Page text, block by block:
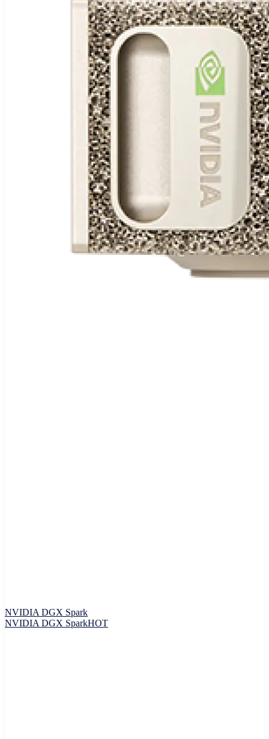
NVIDIA DGX Spark
NVIDIA DGX SparkHOT